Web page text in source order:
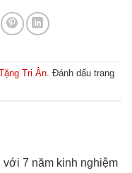
Tri Ân. Đánh dấu trang
với 7 năm kinh nghiệm